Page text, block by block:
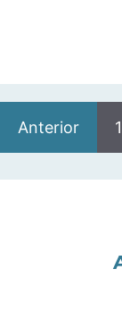
Anterior 1